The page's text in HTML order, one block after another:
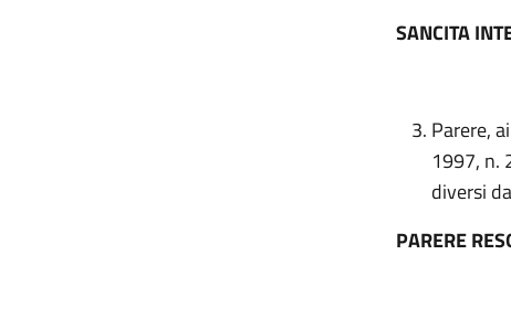
SANCITA
Parere,
1997, n.
diversi
PARERE